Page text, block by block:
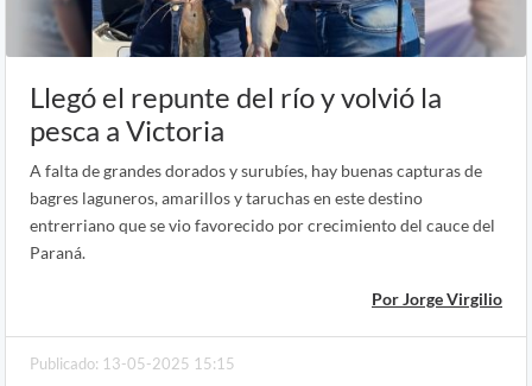
Llegó el repunte del río y volvió la
pesca a Victoria
A falta de grandes dorados y surubíes, hay buenas capturas de
bagres laguneros, amarillos y taruchas en este destino
entrerriano que se vio favorecido por crecimiento del cauce del
Paraná.
Por Jorge Virgilio
Publicado: 13-05-2025 15:15